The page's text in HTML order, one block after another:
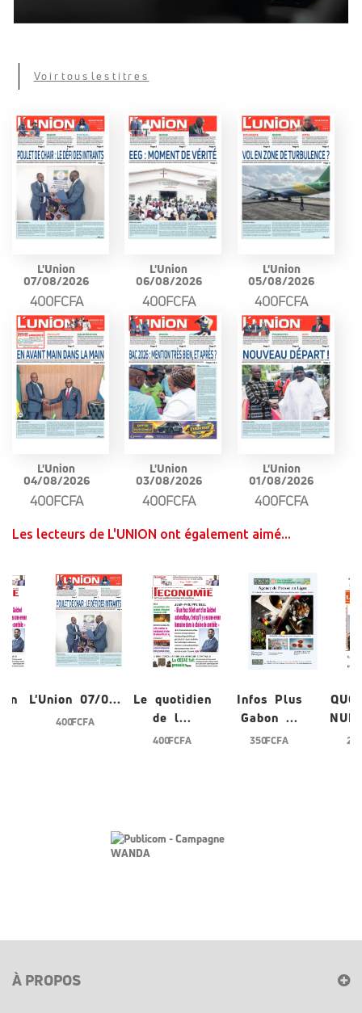
Voir tous les titres
L'Union
07/08/2026
400FCFA
L'Union
06/08/2026
400FCFA
L'Union
05/08/2026
400FCFA
L'Union
04/08/2026
400FCFA
L'Union
03/08/2026
400FCFA
L'Union
01/08/2026
400FCFA
Les lecteurs de L'UNION ont également aimé...
L'Union 07/0...
400 FCFA
Le quotidien
de l...
400 FCFA
Infos Plus
Gabon ...
350 FCFA
À PROPOS